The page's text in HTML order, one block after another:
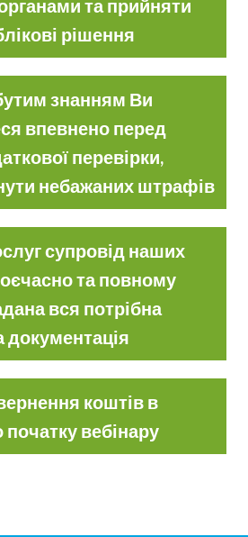
та прийняти
рішення
знанням Ви
впевнено перед
перевірки,
небажаних штрафів
супровід наших
та повному
вся потрібна
документація
коштів в
початку вебінару